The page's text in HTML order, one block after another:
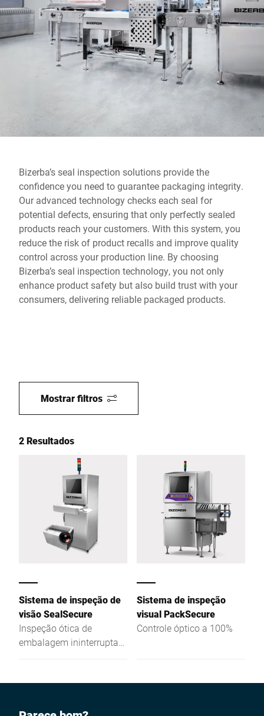
Site global
Bizerba’s seal inspection solutions provide the
confidence you need to guarantee packaging integrity.
Our advanced technology checks each seal for
potential defects, ensuring that only perfectly sealed
products reach your customers. With this system, you
reduce the risk of product recalls and improve quality
control across your production line. By choosing
Bizerba’s seal inspection technology, you not only
enhance product safety but also build trust with your
consumers, delivering reliable packaged products.
Mostrar filtros
2 Resultados
Sistema de inspeção de
visão SealSecure
Inspeção ótica de
embalagem ininterrupta
embalamento
Sistema de inspeção
visual PackSecure
Controle óptico a 100%